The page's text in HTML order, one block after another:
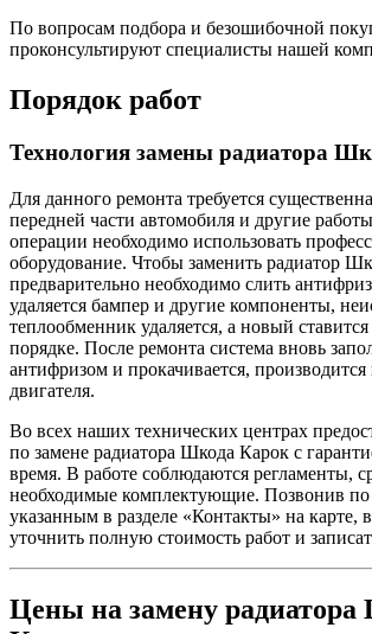
По вопросам подбора и безошибочной
проконсультируют специалисты нашей
Порядок работ
Технология замены радиатора
Для данного ремонта требуется
передней части автомобиля и другие
операции необходимо использовать
оборудование. Чтобы заменить радиатор
предварительно необходимо слить
удаляется бампер и другие компоненты,
теплообменник удаляется, а новый
порядке. После ремонта система вновь
антифризом и прокачивается,
двигателя.
Во всех наших технических центрах
по замене радиатора Шкода Карок с
время. В работе соблюдаются регламенты,
необходимые комплектующие. Позвонив по
указанным в разделе «Контакты» на карте,
уточнить полную стоимость работ и
Цены на замену радиатора